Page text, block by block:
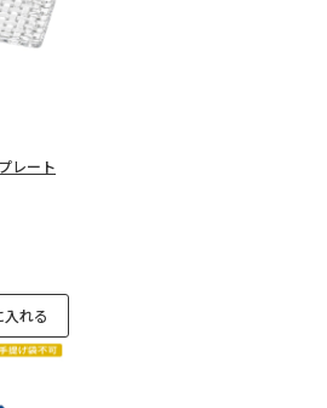
レート
入れる